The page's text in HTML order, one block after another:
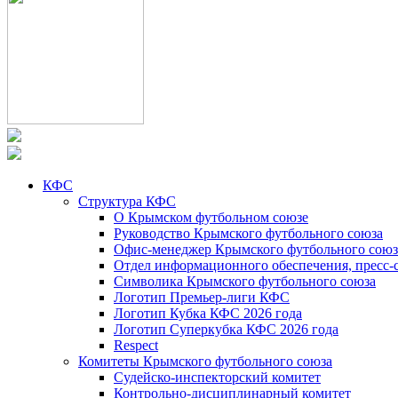
КФС
Структура КФС
О Крымском футбольном союзе
Руководство Крымского футбольного союза
Офис-менеджер Крымского футбольного
Отдел информационного обеспечения, пресс-
Символика Крымского футбольного союза
Логотип Премьер-лиги КФС
Логотип Кубка КФС 2026 года
Логотип Суперкубка КФС 2026 года
Respect
Комитеты Крымского футбольного союза
Судейско-инспекторский комитет
Контрольно-дисциплинарный комитет